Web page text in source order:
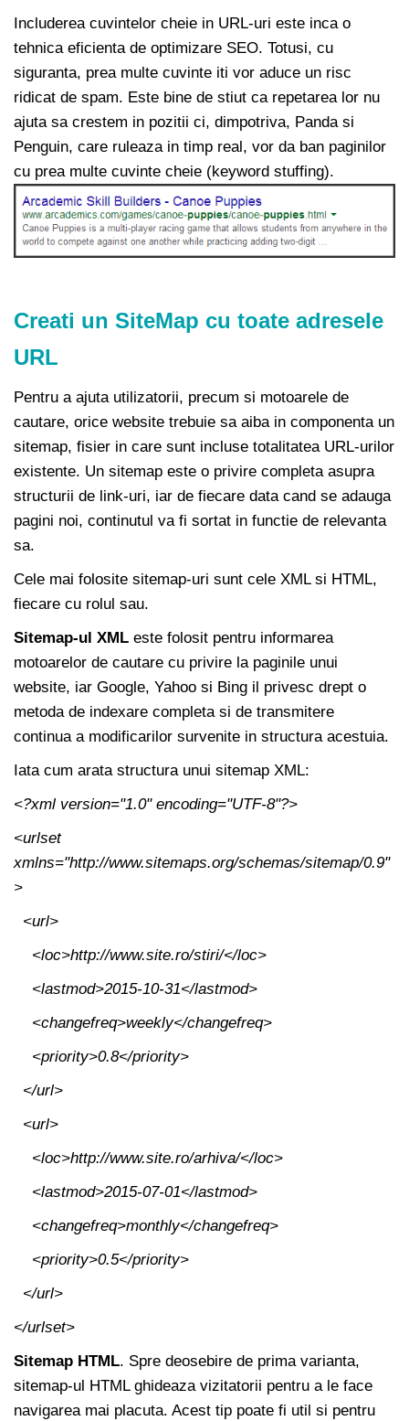
Includerea cuvintelor cheie in URL-uri este inca o
tehnica eficienta de optimizare SEO. Totusi, cu
siguranta, prea multe cuvinte iti vor aduce un risc
ridicat de spam. Este bine de stiut ca repetarea lor nu
ajuta sa crestem in pozitii ci, dimpotriva, Panda si
Penguin, care ruleaza in timp real, vor da ban paginilor
cu prea multe cuvinte cheie (keyword stuffing).
Creati un SiteMap cu toate adresele
URL
Pentru a ajuta utilizatorii, precum si motoarele de
cautare, orice website trebuie sa aiba in componenta un
sitemap, fisier in care sunt incluse totalitatea URL-urilor
existente. Un sitemap este o privire completa asupra
structurii de link-uri, iar de fiecare data cand se adauga
pagini noi, continutul va fi sortat in functie de relevanta
sa.
Cele mai folosite sitemap-uri sunt cele XML si HTML,
fiecare cu rolul sau.
Sitemap-ul XML este folosit pentru informarea
motoarelor de cautare cu privire la paginile unui
website, iar Google, Yahoo si Bing il privesc drept o
metoda de indexare completa si de transmitere
continua a modificarilor survenite in structura acestuia.
Iata cum arata structura unui sitemap XML:
<?xml version="1.0" encoding="UTF-8"?>
<urlset
xmlns="http://www.sitemaps.org/schemas/sitemap/0.9"
>
<url>
<loc>http://www.site.ro/stiri/</loc>
<lastmod>2015-10-31</lastmod>
<changefreq>weekly</changefreq>
<priority>0.8</priority>
</url>
<url>
<loc>http://www.site.ro/arhiva/</loc>
<lastmod>2015-07-01</lastmod>
<changefreq>monthly</changefreq>
<priority>0.5</priority>
</url>
</urlset>
Sitemap HTML. Spre deosebire de prima varianta,
sitemap-ul HTML ghideaza vizitatorii pentru a le face
navigarea mai placuta. Acest tip poate fi util si pentru